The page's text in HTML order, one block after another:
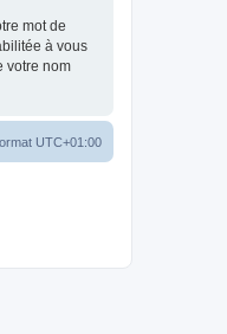
mot de
à vous
votre nom
UTC+01:00